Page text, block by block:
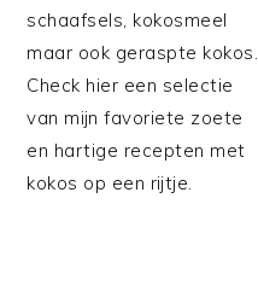
schaafsels, kokosmeel
maar ook geraspte kokos.
Check hier een selectie
van mijn favoriete zoete
en hartige recepten met
kokos op een rijtje.